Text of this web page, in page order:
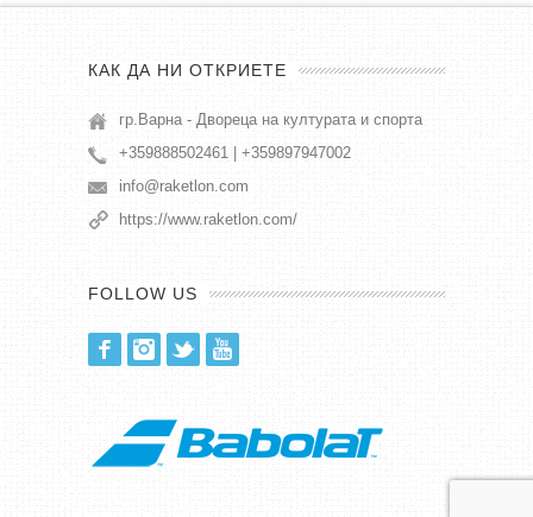
КАК ДА НИ ОТКРИЕТЕ
гр.Варна - Двореца на културата и спорта
+359888502461 | +359897947002
info@raketlon.com
https://www.raketlon.com/
FOLLOW US
FacebookInstagram
Twitter